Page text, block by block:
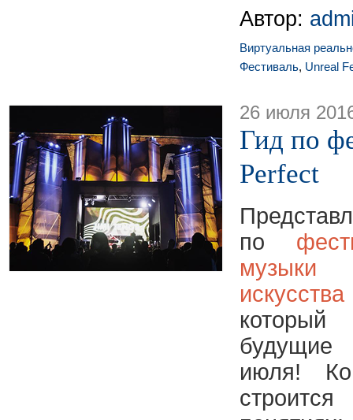
Автор:
Виртуальная
Фестиваль, Unreal
26 июля
Гид по
Perfect
по
музыки
июля!